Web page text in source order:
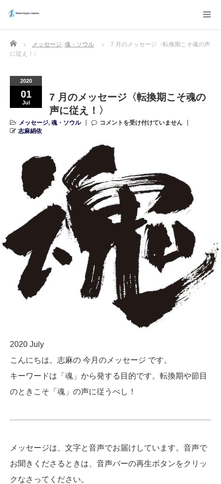
Home メッセージ, 魂・ソウル
7 月のメッセージ〈転換期こそ魂の声
に従え！〉
2020
01
Jul
7 月のメッセージ〈転換期こそ魂の
声に従え！〉
メッセージ, 魂・ソウル
コメントを受け付けていません
志麻絹依
2020 July
こんにちは。志麻の 今月のメッセージ です。
キーワードは「魂」から発する目的です。転換期や節目
のときこそ「魂」の声に従うべし！
メッセージは、文字と音声でお届けしています。音声で
お聞きくださるときは、音声バーの再生ボタンをクリッ
クなさってください。